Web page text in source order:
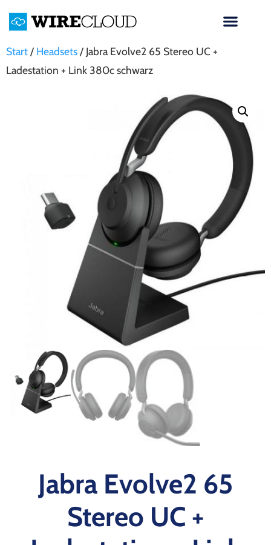
Start/ Headsets/ Jabra Evolve2 65 Stereo UC +
Ladestation + Link 380c schwarz
Jabra Evolve2 65
Stereo UC +